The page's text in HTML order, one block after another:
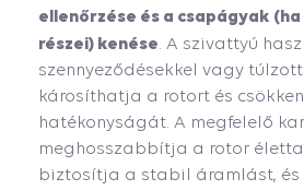
ellenőrzése és a csapágyak
részei) kenése . A szivattyú
szennyeződésekkel vagy
károsíthatja a rotort és
hatékonyságát. A megfelelő
meghosszabbítja a rotor
biztosítja a stabil áramlást,